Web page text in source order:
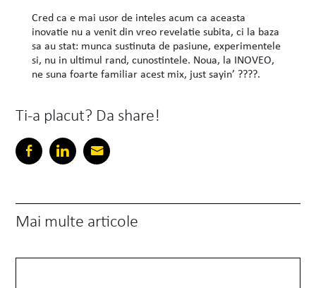
Cred ca e mai usor de inteles acum ca aceasta
inovatie nu a venit din vreo revelatie subita, ci la baza
sa au stat: munca sustinuta de pasiune, experimentele
si, nu in ultimul rand, cunostintele. Noua, la INOVEO,
ne suna foarte familiar acest mix, just sayin’ ????.
Ti-a placut? Da share!
Mai multe articole